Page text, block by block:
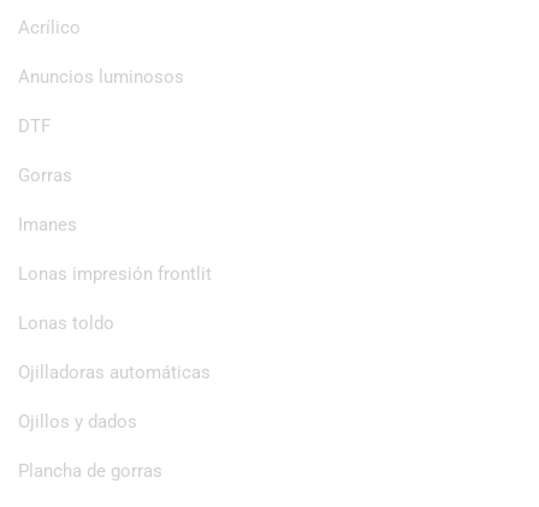
Acrílico
Anuncios luminosos
DTF
Gorras
Imanes
Lonas impresión frontlit
Lonas toldo
Ojilladoras automáticas
Ojillos y dados
Plancha de gorras